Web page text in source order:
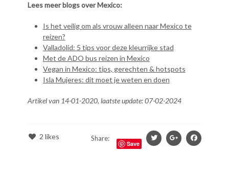
Lees meer blogs over Mexico:
Is het veilig om als vrouw alleen naar Mexico te
reizen?
Valladolid: 5 tips voor deze kleurrijke stad
Met de ADO bus reizen in Mexico
Vegan in Mexico: tips, gerechten & hotspots
Isla Mujeres: dit moet je weten en doen
Artikel van 14-01-2020, laatste update: 07-02-2024
2 likes Share:
Save